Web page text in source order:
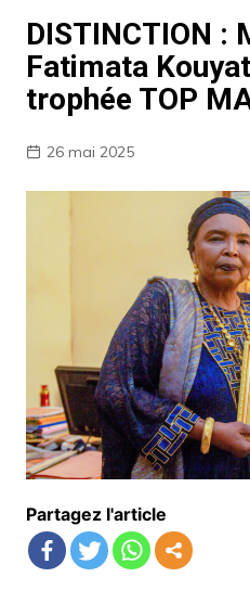
DISTINCTION :
Fatimata
trophée TOP
26 mai 2025
Partagez l'article